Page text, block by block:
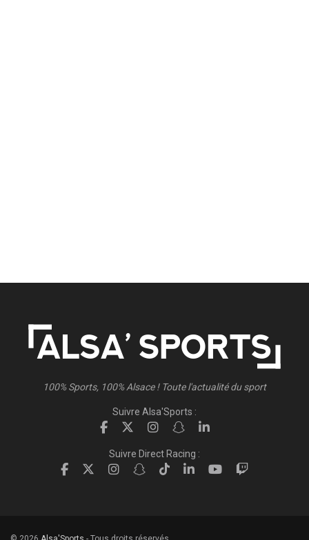
100% Sports, 100% Alsace ! Toute l'actualité du sport
Suivre Alsa'Sports :
Suivre Direct Racing :